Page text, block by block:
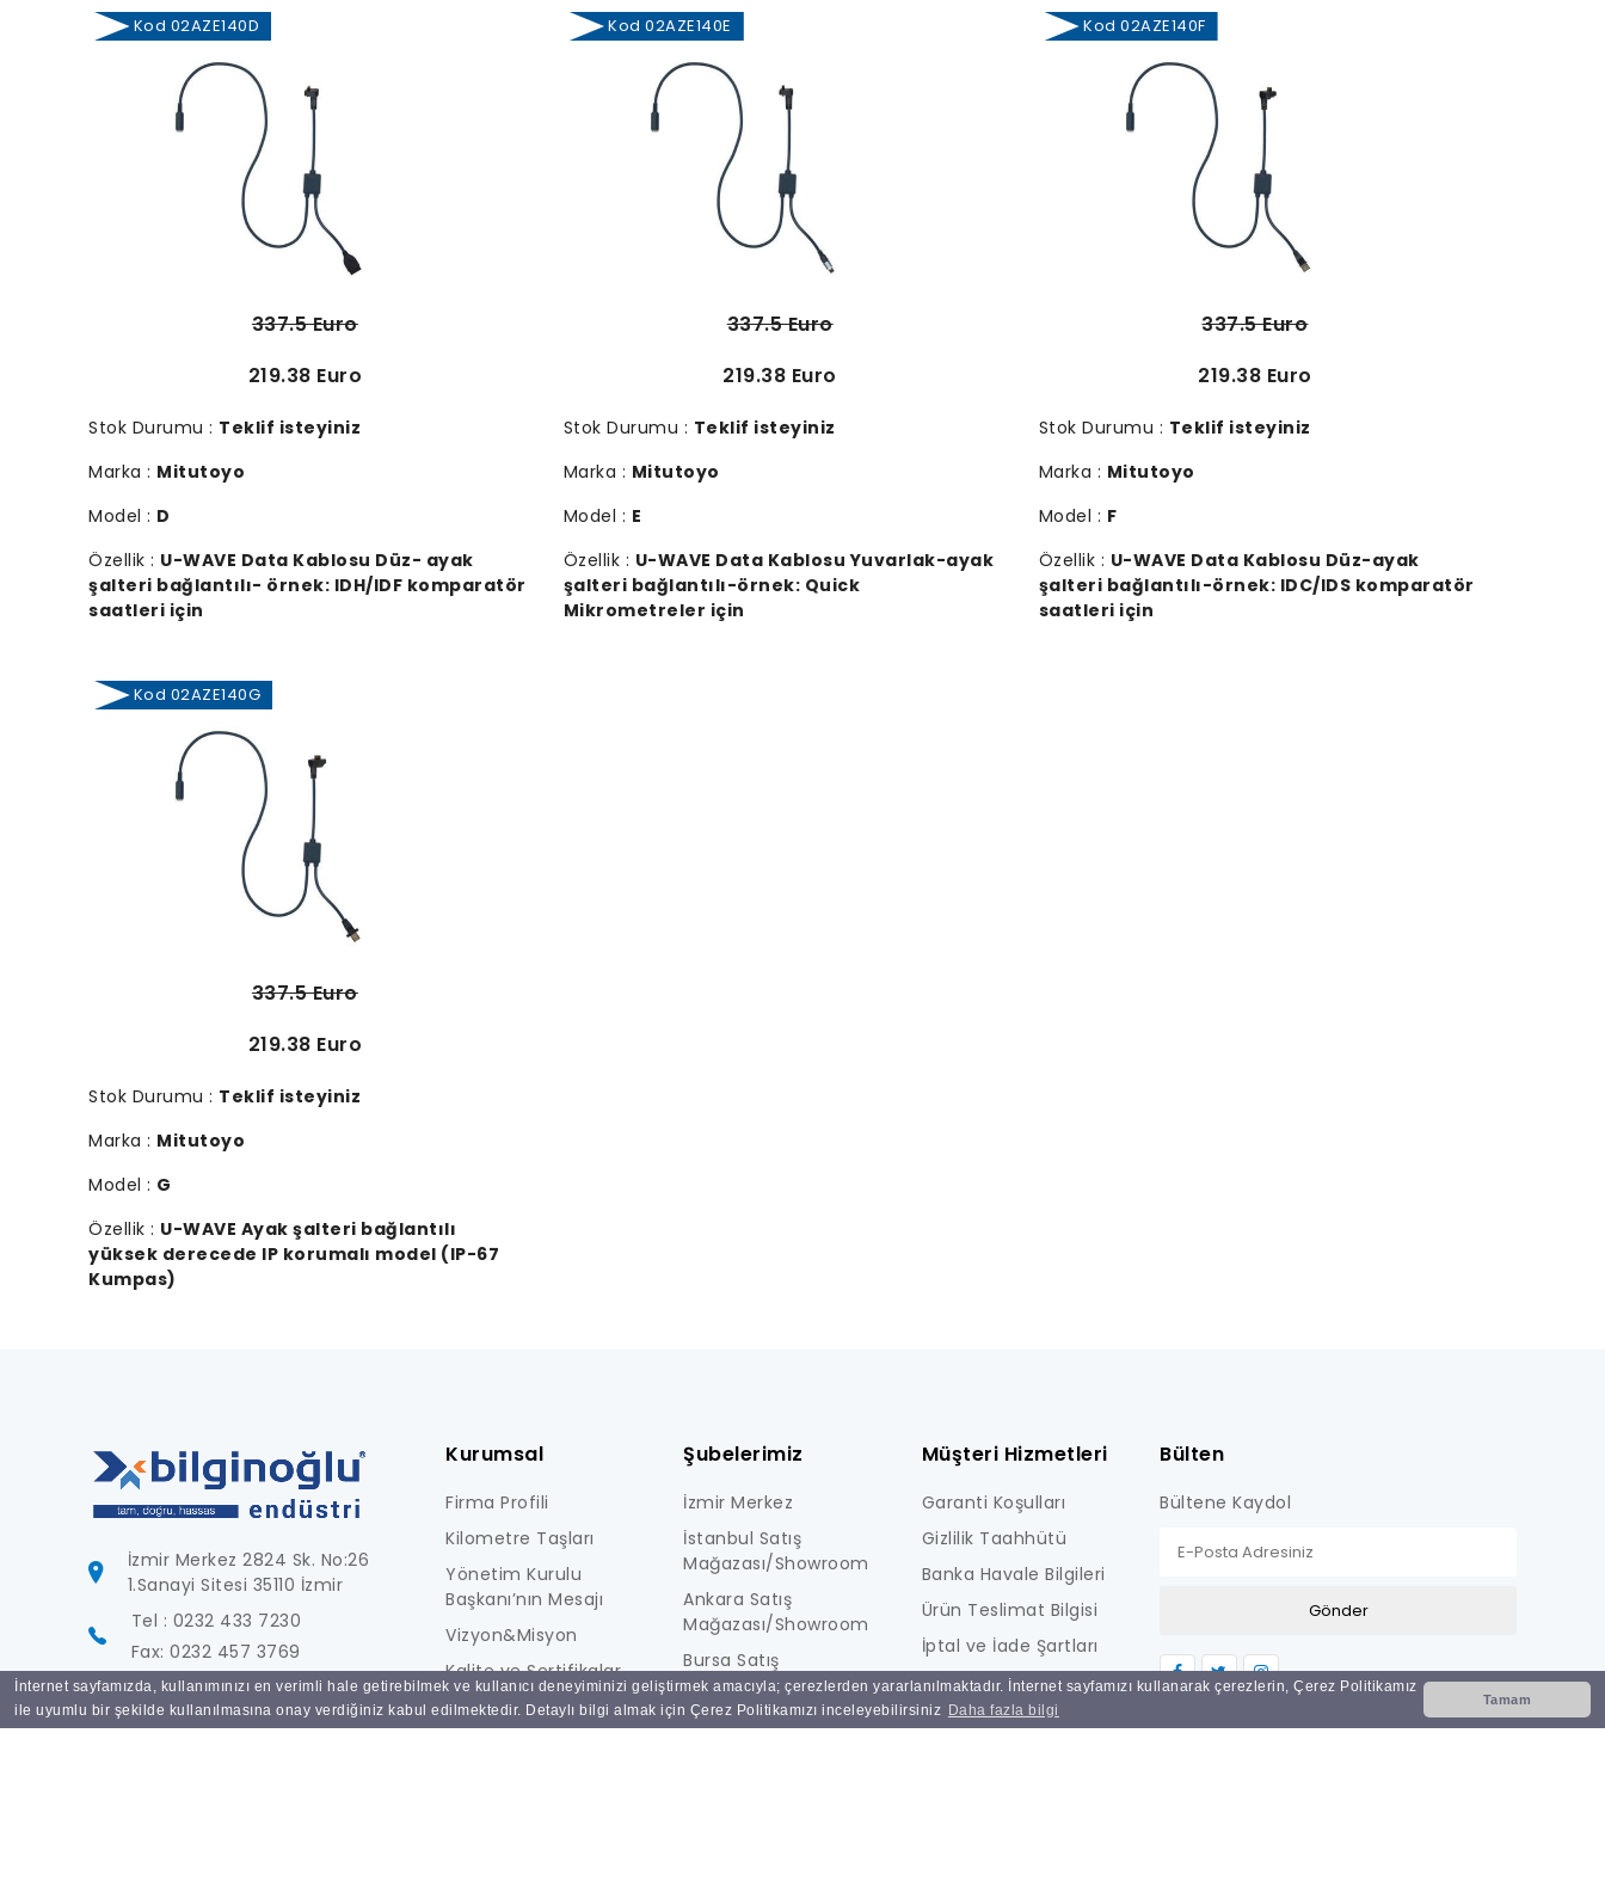
İnternet sayfamızda, kullanımınızı en verimli hale getirebilmek ve kullanıcı deneyiminizi geliştirmek amacıyla; çerezlerden yararlanılmaktadır. İnternet sayfamızı kullanarak çerezlerin, Çerez Politikamız
ile uyumlu bir şekilde kullanılmasına onay verdiğiniz kabul edilmektedir. Detaylı bilgi almak için Çerez Politikamızı inceleyebilirsiniz Daha fazla bilgi
Tamam
Kod 02AZE140D
337.5 Euro
219.38 Euro
Stok Durumu : Teklif isteyiniz
Marka : Mitutoyo
Model : D
Özellik : U-WAVE Data Kablosu Düz- ayak
şalteri bağlantılı- örnek: IDH/IDF komparatör
saatleri için
Kod 02AZE140E
337.5 Euro
219.38 Euro
Stok Durumu : Teklif isteyiniz
Marka : Mitutoyo
Model : E
Özellik : U-WAVE Data Kablosu Yuvarlak-ayak
şalteri bağlantılı-örnek: Quick
Mikrometreler için
Kod 02AZE140F
337.5 Euro
219.38 Euro
Stok Durumu : Teklif isteyiniz
Marka : Mitutoyo
Model : F
Özellik : U-WAVE Data Kablosu Düz-ayak
şalteri bağlantılı-örnek: IDC/IDS komparatör
saatleri için
Kod 02AZE140G
337.5 Euro
219.38 Euro
Stok Durumu : Teklif isteyiniz
Marka : Mitutoyo
Model : G
Özellik : U-WAVE Ayak şalteri bağlantılı
yüksek derecede IP korumalı model (IP-67
Kumpas)
İzmir Merkez 2824 Sk. No:26
1.Sanayi Sitesi 35110 İzmir
Tel : 0232 433 7230
Fax: 0232 457 3769
info@bilginoglu.com
Kurumsal
Firma Profili
Kilometre Taşları
Yönetim Kurulu
Başkanı’nın Mesajı
Vizyon&Misyon
Kalite ve Sertifikalar
Foto Galeri
Şubelerimiz
İzmir Merkez
İstanbul Satış
Mağazası/Showroom
Ankara Satış
Mağazası/Showroom
Bursa Satış
Mağazası/Showroom
Ulucak Depo & Teknik
Müşteri Hizmetleri
Garanti Koşulları
Gizlilik Taahhütü
Banka Havale Bilgileri
Ürün Teslimat Bilgisi
İptal ve İade Şartları
KİŞİSEL VERİLERE İLİŞKİN
AYDINLATMA METNİ
Bülten
Bültene Kaydol